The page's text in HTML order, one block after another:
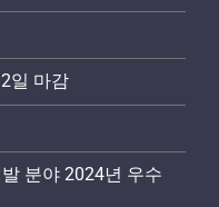
일 마감
분야 2024년 우수